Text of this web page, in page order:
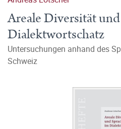
Areale Diversität
Dialektwortschatz
Untersuchungen anhand des
Schweiz